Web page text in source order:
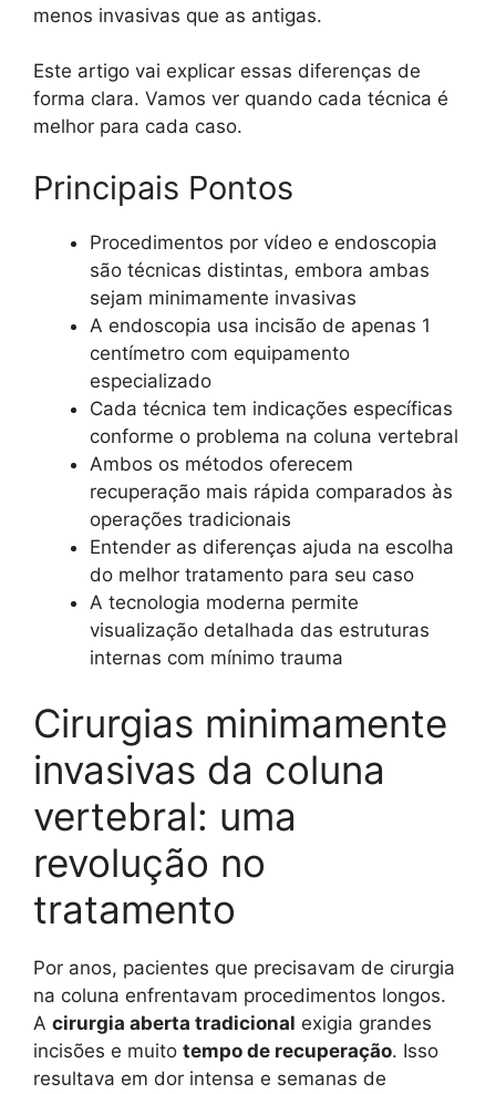
menos invasivas que as antigas.
Este artigo vai explicar essas diferenças de
forma clara. Vamos ver quando cada técnica é
melhor para cada caso.
Principais Pontos
Procedimentos por vídeo e endoscopia
são técnicas distintas, embora ambas
sejam minimamente invasivas
A endoscopia usa incisão de apenas 1
centímetro com equipamento
especializado
Cada técnica tem indicações específicas
conforme o problema na coluna vertebral
Ambos os métodos oferecem
recuperação mais rápida comparados às
operações tradicionais
Entender as diferenças ajuda na escolha
do melhor tratamento para seu caso
A tecnologia moderna permite
visualização detalhada das estruturas
internas com mínimo trauma
Cirurgias minimamente
invasivas da coluna
vertebral: uma
revolução no
tratamento
Por anos, pacientes que precisavam de cirurgia
na coluna enfrentavam procedimentos longos.
A cirurgia aberta tradicional exigia grandes
incisões e muito tempo de recuperação. Isso
resultava em dor intensa e semanas de